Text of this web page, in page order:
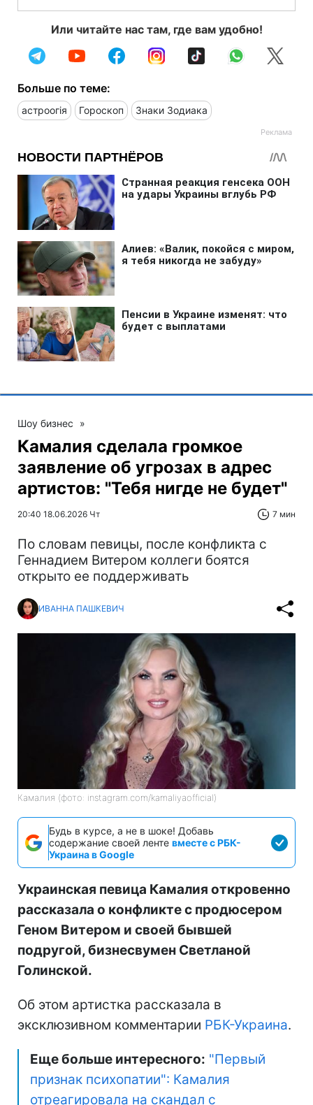
Или читайте нас там, где вам удобно!
Больше по теме:
астроогія Гороскоп Знаки Зодиака
Шоу бизнес »
Камалия сделала громкое
заявление об угрозах в адрес
артистов: "Тебя нигде не будет"
20:40 18.06.2026 Чт 7 мин
По словам певицы, после конфликта с
Геннадием Витером коллеги боятся
открыто ее поддерживать
ИВАННА ПАШКЕВИЧ
Камалия (фото: instagram.com/kamaliyaofficial)
Будь в курсе, а не в шоке! Добавь
содержание своей ленте вместе с РБК-
Украина в Google
Украинская певица Камалия откровенно
рассказала о конфликте с продюсером
Геном Витером и своей бывшей
подругой, бизнесвумен Светланой
Голинской.
Об этом артистка рассказала в
эксклюзивном комментарии РБК-Украина.
Еще больше интересного: "Первый
признак психопатии": Камалия
отреагировала на скандал с